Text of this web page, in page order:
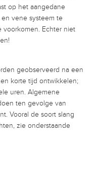
op het aangedane
vene systeem te
voorkomen. Echter niet
geobserveerd na een
korte tijd ontwikkelen;
uren. Algemene
ten gevolge van
Vooral de soort slang
zie onderstaande